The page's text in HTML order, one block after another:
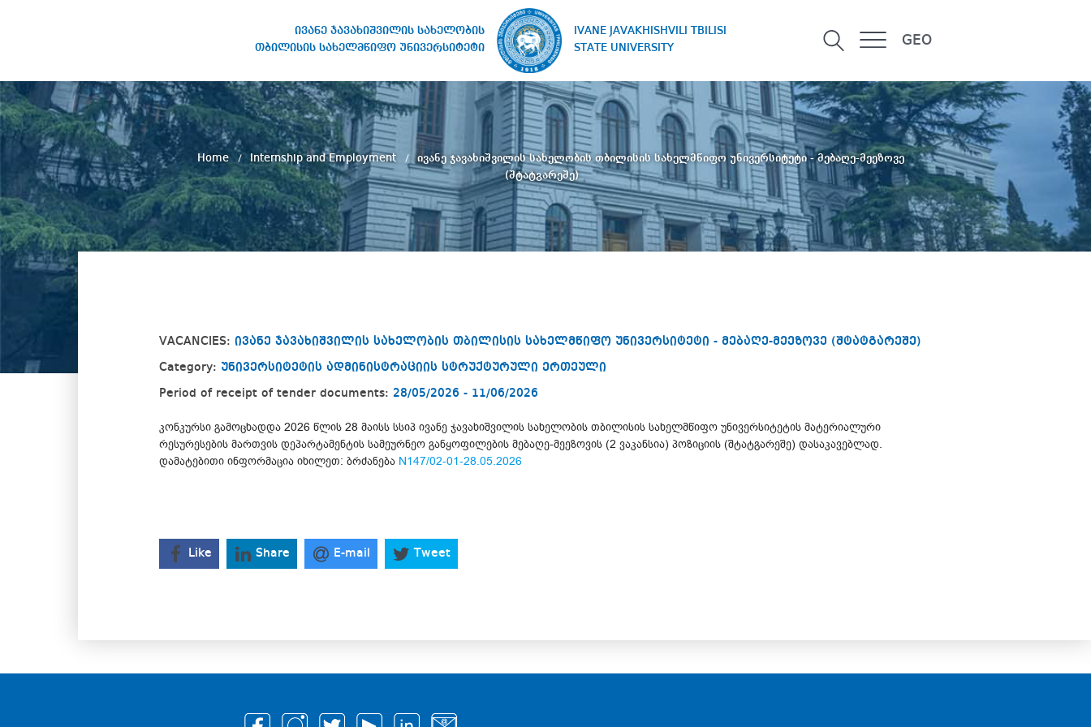
ივანე ჯავახიშვილის სახელობის
თბილისის სახელმწიფო უნივერსიტეტი
IVANE JAVAKHISHVILI TBILISI
STATE UNIVERSITY
GEO
STATE UNIVERSITY
Home Internship and Employment
ივანე ჯავახიშვილის სახელობის თბილისის სახელმწიფო უნივერსიტეტი - მებაღე-მეეზოვე
(შტატგარეშე)
VACANCIES: ივანე ჯავახიშვილის სახელობის თბილისის სახელმწიფო უნივერსიტეტი - მებაღე-მეეზოვე (შტატგარეშე)
Category: უნივერსიტეტის ადმინისტრაციის სტრუქტურული ერთეული
Period of receipt of tender documents: 28/05/2026 - 11/06/2026
კონკურსი გამოცხადდა 2026 წლის 28 მაისს სსიპ ივანე ჯავახიშვილის სახელობის თბილისის სახელმწიფო უნივერსიტეტის მატერიალური
რესურესების მართვის დეპარტამენტის სამეურნეო განყოფილების მებაღე-მეეზოვის (2 ვაკანსია) პოზიციის (შტატგარეშე) დასაკავებლად.
დამატებითი ინფორმაცია იხილეთ: ბრძანება N147/02-01-28.05.2026
Like Share E-mail Tweet